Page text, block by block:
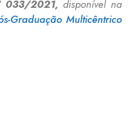
033/2021, disponível na
Graduação Multicêntrico